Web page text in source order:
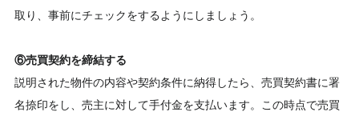
取り、事前にチェックをするようにしましょう。
⑥売買契約を締結する
説明された物件の内容や契約条件に納得したら、売買契約書に署
名捺印をし、売主に対して手付金を支払います。この時点で売買